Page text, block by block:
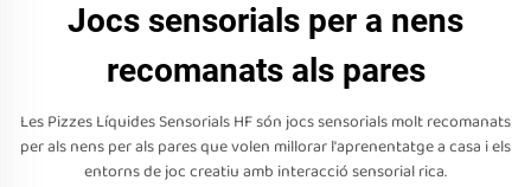
Jocs sensorials per a nens
recomanats als pares
Les Pizzes Líquides Sensorials HF són jocs sensorials molt recomanats
per als nens per als pares que volen millorar l'aprenentatge a casa i els
entorns de joc creatiu amb interacció sensorial rica.